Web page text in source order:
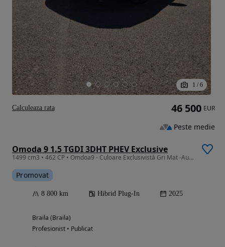
1 / 6
Omoda 9 1.5 TGDI 3DHT PHEV Exclusive
1499 cm3 • 462 CP • Omdoa9 - Culoare Exclusivistă Gri Mat -Auto DriveTest
Promovat
8 800 km Hibrid Plug-In 2025
Braila (Braila)
Profesionist • Publicat
46 500 EUR
Peste medie
Calculeaza rata